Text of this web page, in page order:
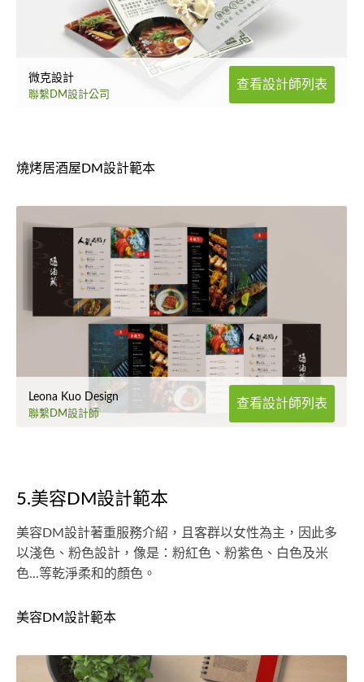
微克設計
聯繫DM設計公司
查看設計師列表
燒烤居酒屋DM設計範本
Leona Kuo Design
聯繫DM設計師
查看設計師列表
5.美容DM設計範本
美容DM設計著重服務介紹，且客群以女性為主，因此多
以淺色、粉色設計，像是：粉紅色、粉紫色、白色及米
色...等乾淨柔和的顏色。
美容DM設計範本